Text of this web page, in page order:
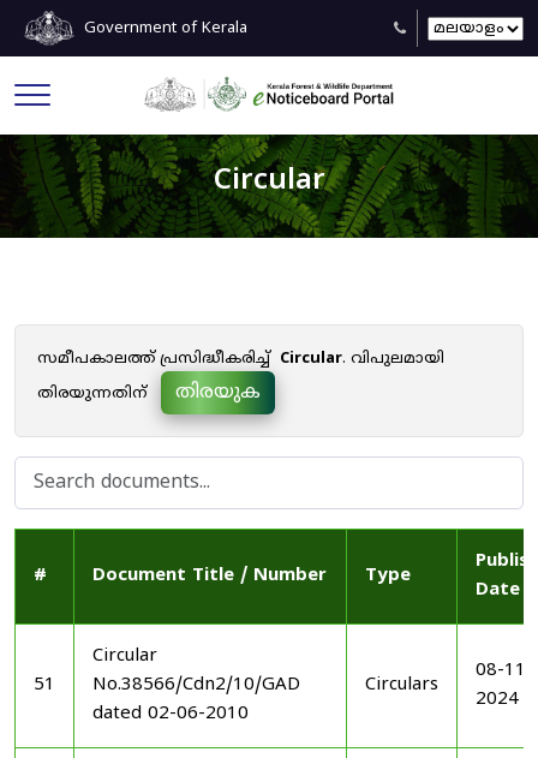
Government of Kerala
Circular
സമീപകാലത്ത് പ്രസിദ്ധീകരിച്ച് Circular. വിപുലമായി
തിരയുന്നതിന്
തിരയുക
# Document Title / Number Type
Date
51
Circular
No.38566/Cdn2/10/GAD
dated 02-06-2010
Circulars
08-11-
2024